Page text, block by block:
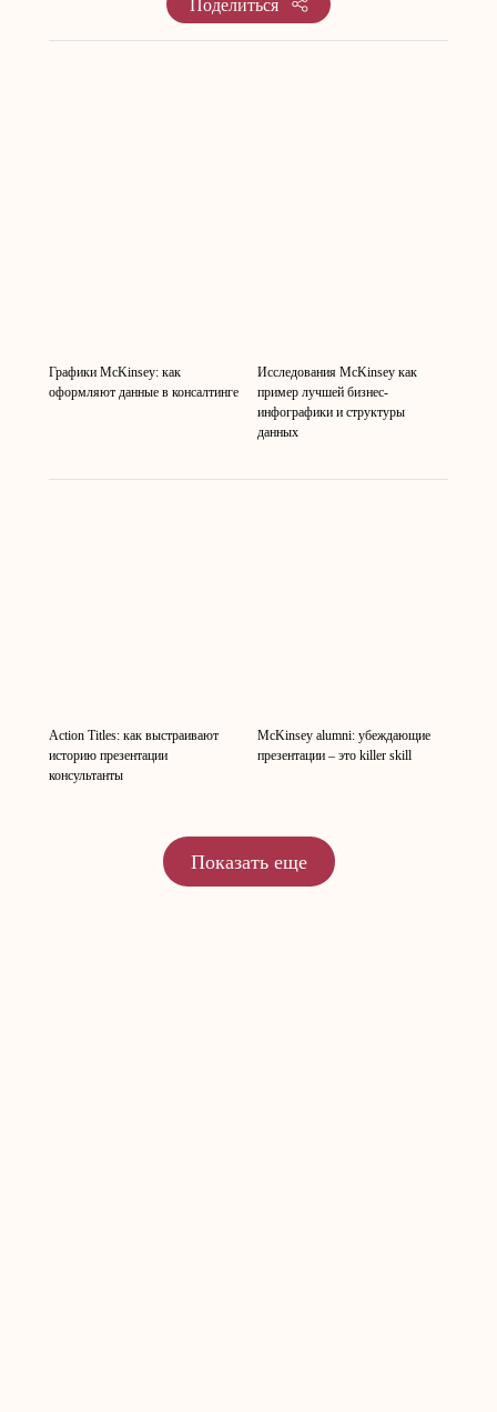
Поделиться
Графики McKinsey: как
оформляют данные в консалтинге
Исследования McKinsey как
пример лучшей бизнес-
инфографики и структуры
данных
Action Titles: как выстраивают
историю презентации
консультанты
McKinsey alumni: убеждающие
презентации – это killer skill
Показать еще